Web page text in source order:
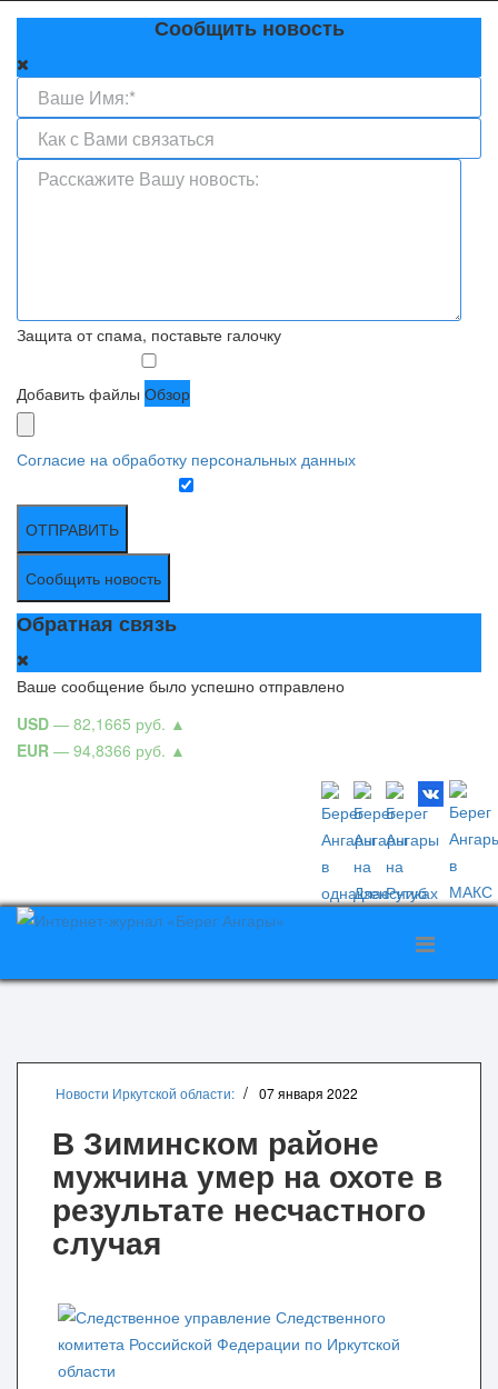
Сообщить новость
Защита от спама, поставьте галочку
Добавить файлы Обзор
Согласие на обработку персональных данных
ОТПРАВИТЬ
Сообщить новость
Обратная связь
Ваше сообщение было успешно отправлено
USD — 82,1665 руб. ▲
EUR — 94,8366 руб. ▲
Новости Иркутской области: 07 января 2022
В Зиминском районе
мужчина умер на охоте в
результате несчастного
случая